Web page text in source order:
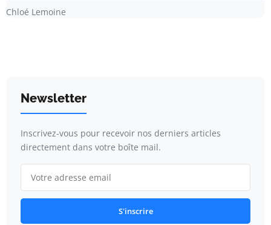
Chloé Lemoine
Newsletter
Inscrivez-vous pour recevoir nos derniers articles
directement dans votre boîte mail.
S'inscrire